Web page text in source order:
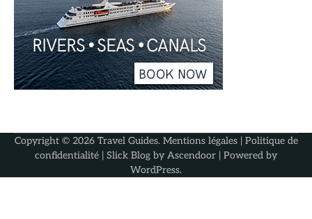
Copyright © 2026 Travel Guides. Mentions légales| Politique de
confidentialité | Slick Blog by Ascendoor | Powered by
WordPress.